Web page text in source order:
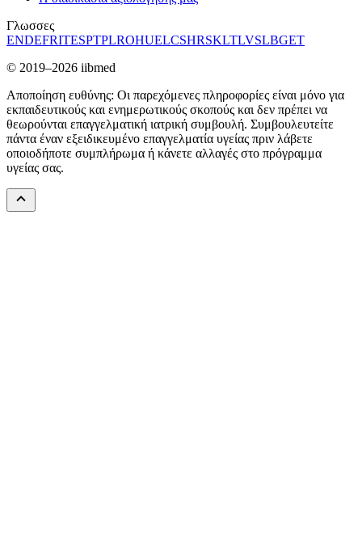
Γλωσσες
ENDEFRITESPTPLROHUELCSHRSKLTLVSLBGET
© 2019–2026 iibmed
Αποποίηση ευθύνης: Οι παρεχόμενες πληροφορίες είναι μόνο για
εκπαιδευτικούς και ενημερωτικούς σκοπούς και δεν πρέπει να
θεωρούνται επαγγελματική ιατρική συμβουλή. Συμβουλευτείτε
πάντα έναν εξειδικευμένο επαγγελματία υγείας πριν λάβετε
οποιοδήποτε συμπλήρωμα ή κάνετε αλλαγές στο πρόγραμμα
υγείας σας.